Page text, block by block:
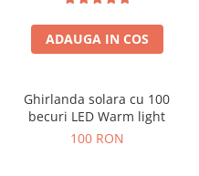
ADAUGA IN COS
Ghirlanda solara cu 100
becuri LED Warm light
100 RON